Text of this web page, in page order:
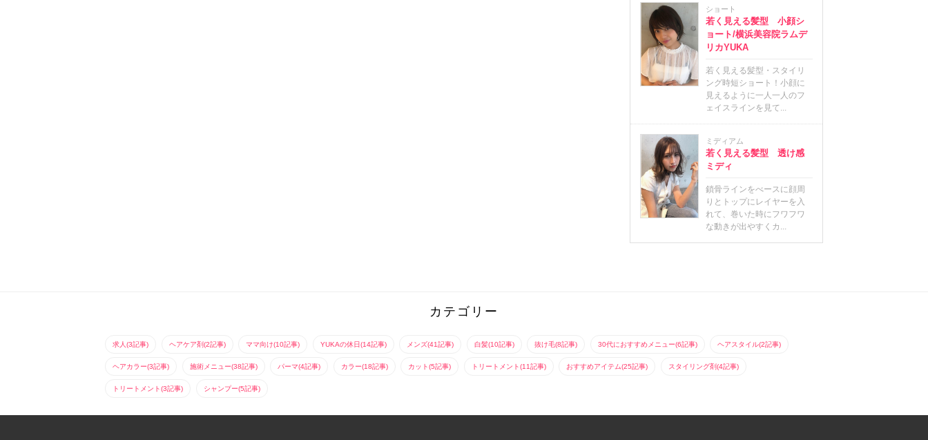
ショート
若く見える髪型 小顔シ
ョート/横浜美容院ラムデ
リカYUKA
若く見える髪型・スタイリ
ング時短ショート！小顔に
見えるように一人一人のフ
ェイスラインを見て...
ミディアム
若く見える髪型 透け感
ミディ
鎖骨ラインをべースに顔周
りとトップにレイヤーを入
れて、巻いた時にフワフワ
な動きが出やすくカ...
カテゴリー
求人(3記事) ヘアケア剤(2記事) ママ向け(10記事) YUKAの休日(14記事) メンズ(41記事) 白髪(10記事) 抜け毛(8記事) 30代におすすめメニュー(6記事) ヘアスタイル(2記事)
ヘアカラー(3記事) 施術メニュー(38記事) パーマ(4記事) カラー(18記事) カット(5記事) トリートメント(11記事) おすすめアイテム(25記事) スタイリング剤(4記事)
トリートメント(3記事) シャンプー(5記事)